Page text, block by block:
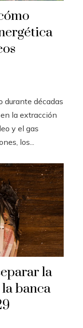
durante décadas
la extracción
y el gas
los...
la
banca